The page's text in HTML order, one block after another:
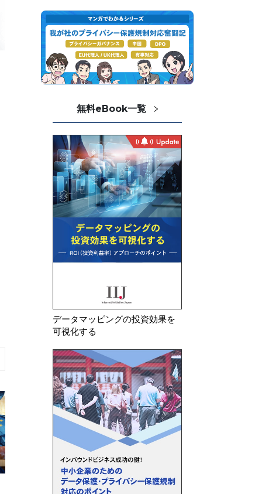
2026年 8月 7日
無料eBook一覧
データマッピングの投資効果を
可視化する